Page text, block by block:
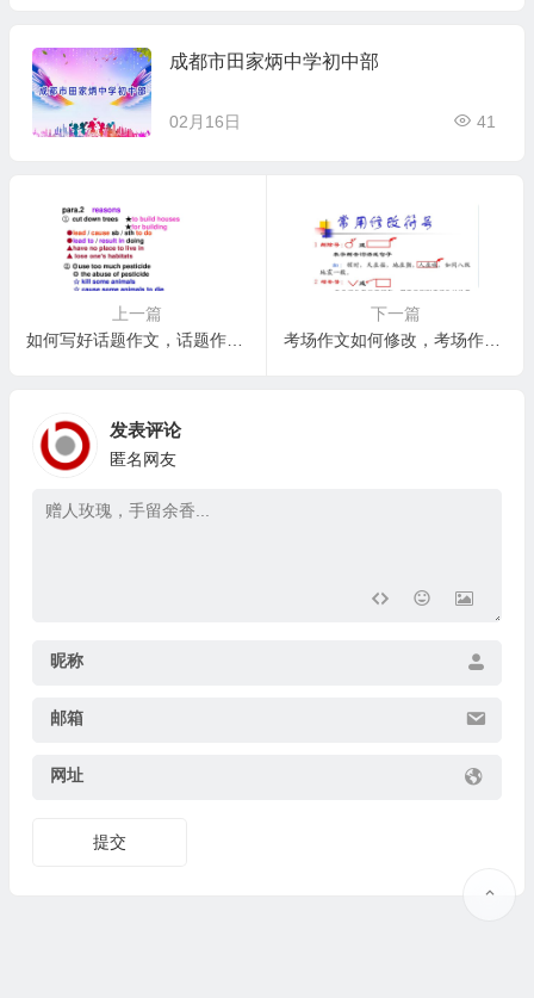
成都市田家炳中学初中部
02月16日 41
上一篇
如何写好话题作文，话题作文的拓展：如何提升思维深度和文章层次
下一篇
考场作文如何修改，考场作文修改的策略与时间分配
发表评论
匿名网友
昵称
邮箱
网址
提交